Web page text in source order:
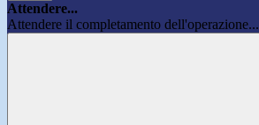
Attendere...
Attendere il completamento dell'operazione...